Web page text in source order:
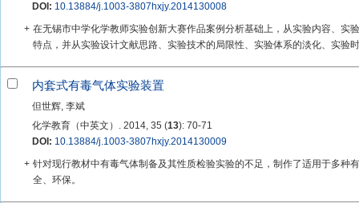
DOI: 10.13884/j.1003-3807hxjy.2014130008
+ 在无锡市中学化学教师实验创新大赛作品案例分析基础上，从实验内容、实
特点，并从实验设计文献思路、实验技术的局限性、实验体系的淡化、实验
内套式有毒气体实验装置
但世辉, 李斌
化学教育（中英文）. 2014, 35 (13): 70-71
DOI: 10.13884/j.1003-3807hxjy.2014130009
+ 针对现行教材中有毒气体制备及其性质检验实验的不足，制作了适用于多种
全、环保。